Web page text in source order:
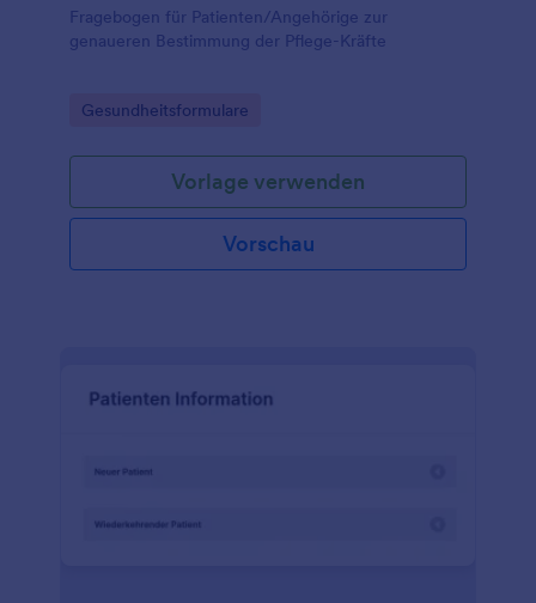
Fragebogen für Patienten/Angehörige zur
genaueren Bestimmung der Pflege-Kräfte
Go to Category:
Gesundheitsformulare
Vorlage verwenden
Vorschau